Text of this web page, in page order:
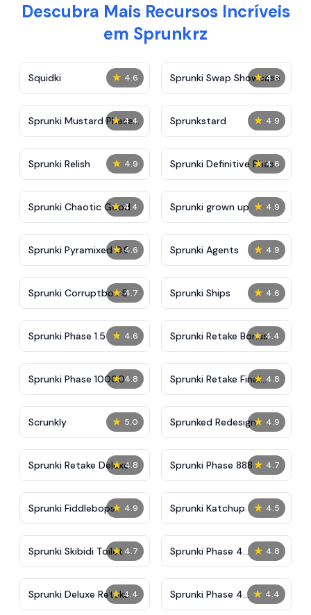
Descubra Mais Recursos Incríveis
em Sprunkrz
★ 4.6
Squidki ★ 4.8
Sprunki Swap Showcase
★ 4.4
Sprunki Mustard Phase
2
★ 4.9
Sprunkstard
★ 4.9
Sprunki Relish ★ 4.6
Sprunki Definitive Phase
7
★ 4.4
Sprunki Chaotic Good ★ 4.9
Sprunki grown up
★ 4.6
Sprunki Pyramixed 0.9 ★ 4.9
Sprunki Agents
★ 4.7
Sprunki Corruptbox 5 ★ 4.6
Sprunki Ships
★ 4.6
Sprunki Phase 1.5 ★ 4.4
Sprunki Retake Bonus
★ 4.8
Sprunki Phase 10000 ★ 4.8
Sprunki Retake Final
Update
★ 5.0
Scrunkly ★ 4.9
Sprunked Redesign
★ 4.8
Sprunki Retake Deluxe ★ 4.7
Sprunki Phase 888
★ 4.9
Sprunki Fiddlebops ★ 4.5
Sprunki Katchup
★ 4.7
Sprunki Skibidi Toilet ★ 4.8
Sprunki Phase 4
Definitive
★ 4.4
Sprunki Deluxe Retake ★ 4.4
Sprunki Phase 4
Alternate Edition